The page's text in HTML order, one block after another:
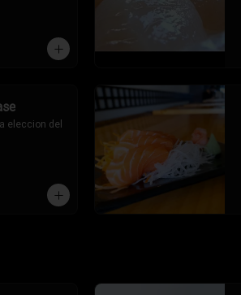
eleccion del